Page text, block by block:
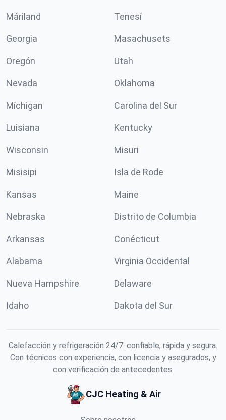
Máriland Tenesí
Georgia Masachusets
Oregón Utah
Nevada Oklahoma
Míchigan Carolina del Sur
Luisiana Kentucky
Wisconsin Misuri
Misisipi Isla de Rode
Kansas Maine
Nebraska Distrito de Columbia
Arkansas Conécticut
Alabama Virginia Occidental
Nueva Hampshire Delaware
Idaho Dakota del Sur
Calefacción y refrigeración 24/7: confiable, rápida y segura.
Con técnicos con experiencia, con licencia y asegurados, y
con verificación de antecedentes.
CJC Heating & Air